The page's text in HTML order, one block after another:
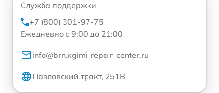
Служба поддержки
+7 (800) 301-97-75
Ежедневно с 9:00 до 21:00
info@brn.xgimi-repair-center.ru
Павловский тракт, 251В